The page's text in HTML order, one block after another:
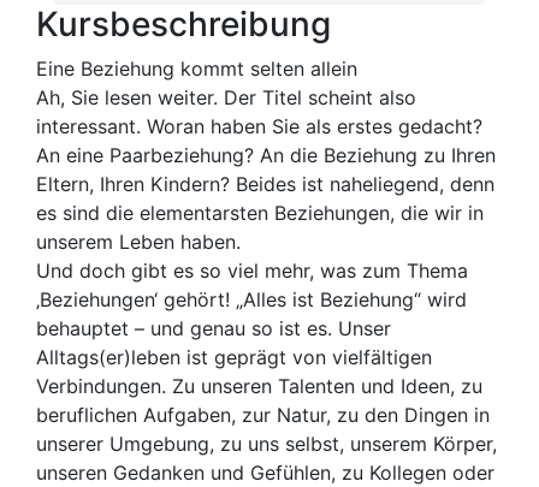
Kursbeschreibung
Eine Beziehung kommt selten allein
Ah, Sie lesen weiter. Der Titel scheint also
interessant. Woran haben Sie als erstes gedacht?
An eine Paarbeziehung? An die Beziehung zu Ihren
Eltern, Ihren Kindern? Beides ist naheliegend, denn
es sind die elementarsten Beziehungen, die wir in
unserem Leben haben.
Und doch gibt es so viel mehr, was zum Thema
‚Beziehungen‘ gehört! „Alles ist Beziehung“ wird
behauptet – und genau so ist es. Unser
Alltags(er)leben ist geprägt von vielfältigen
Verbindungen. Zu unseren Talenten und Ideen, zu
beruflichen Aufgaben, zur Natur, zu den Dingen in
unserer Umgebung, zu uns selbst, unserem Körper,
unseren Gedanken und Gefühlen, zu Kollegen oder